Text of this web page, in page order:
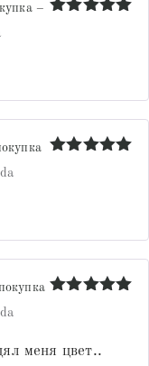
–
меня цвет..